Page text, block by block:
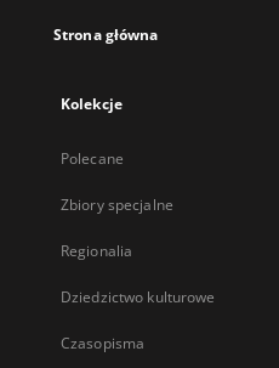
Strona główna
Kolekcje
Polecane
Zbiory specjalne
Regionalia
Dziedzictwo kulturowe
Czasopisma